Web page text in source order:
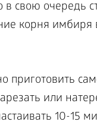
свою очередь
корня имбиря
или
10-15